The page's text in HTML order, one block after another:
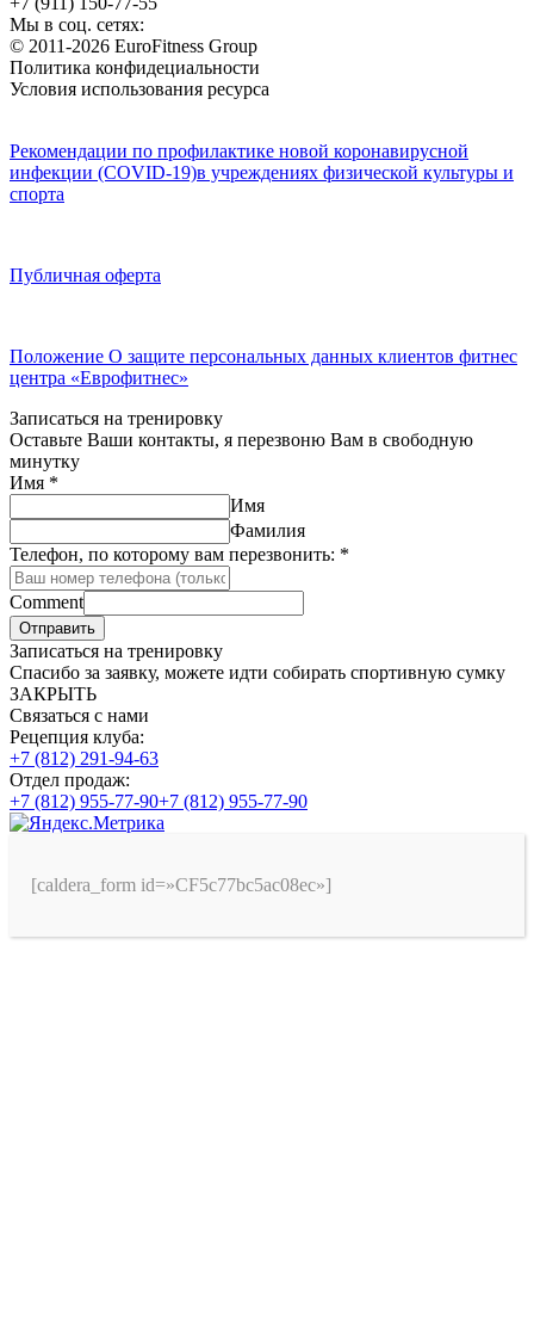
Мы в соц. сетях:
© 2011-2026 EuroFitness Group
Политика конфидециальности
Условия использования ресурса
Рекомендации по профилактике новой коронавирусной
инфекции (COVID-19)в учреждениях физической культуры и
спорта
Публичная оферта
Положение О защите персональных данных клиентов фитнес
центра «Еврофитнес»
Записаться на тренировку
Оставьте Ваши контакты, я перезвоню Вам в свободную
минутку
Имя *
Имя
Фамилия
Телефон, по которому вам перезвонить: *
Comment
Отправить
Записаться на тренировку
Спасибо за заявку, можете идти собирать спортивную сумку
ЗАКРЫТЬ
Связаться с нами
Рецепция клуба:
+7 (812) 291-94-63
Отдел продаж:
+7 (812) 955-77-90+7 (812) 955-77-90
[caldera_form id=»CF5c77bc5ac08ec»]